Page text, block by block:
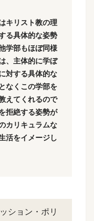
キリスト教の理
る具体的な姿勢
学部もほぼ同様
、主体的に学ぼ
対する具体的な
なくこの学部を
えてくれるので
拒絶する姿勢が
カリキュラムな
活をイメージし
ション・ポリ